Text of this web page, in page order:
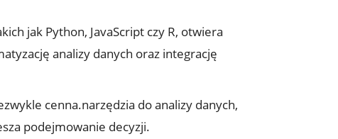
jak Python, JavaScript czy R, otwiera
analizy danych oraz integrację
cenna.narzędzia do analizy danych,
podejmowanie decyzji.